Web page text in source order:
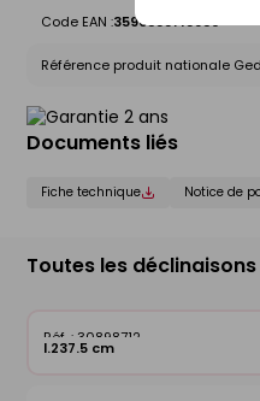
Code EAN :3596388718936
Référence produit nationale
Documents liés
Fiche technique Notice de
Toutes les déclinaisons
30898712
l.237.5 cm